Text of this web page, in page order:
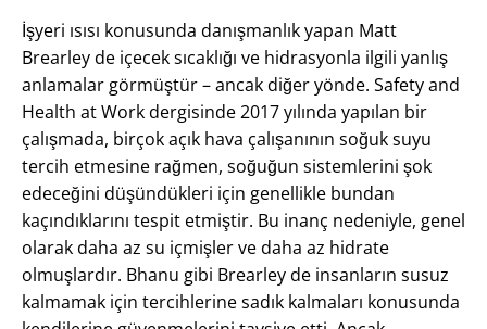
İşyeri ısısı konusunda danışmanlık yapan Matt
Brearley de içecek sıcaklığı ve hidrasyonla ilgili yanlış
anlamalar görmüştür – ancak diğer yönde. Safety and
Health at Work dergisinde 2017 yılında yapılan bir
çalışmada, birçok açık hava çalışanının soğuk suyu
tercih etmesine rağmen, soğuğun sistemlerini şok
edeceğini düşündükleri için genellikle bundan
kaçındıklarını tespit etmiştir. Bu inanç nedeniyle, genel
olarak daha az su içmişler ve daha az hidrate
olmuşlardır. Bhanu gibi Brearley de insanların susuz
kalmamak için tercihlerine sadık kalmaları konusunda